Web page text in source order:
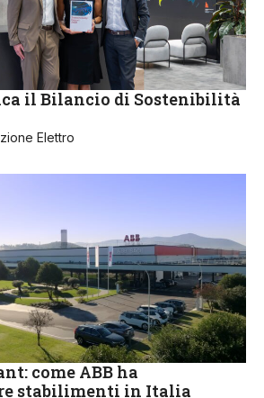
il Bilancio di Sostenibilità
Elettro
come ABB ha
stabilimenti in Italia